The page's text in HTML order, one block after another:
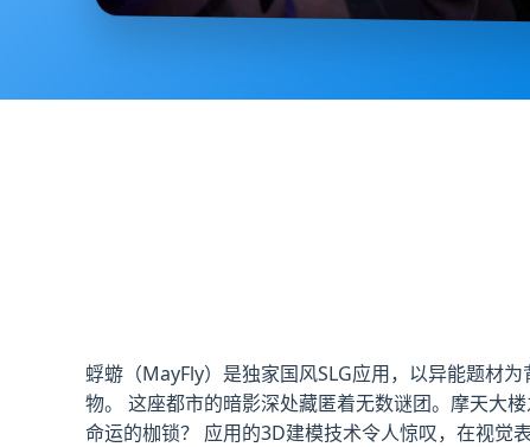
蜉蝣（MayFly）是独家国风SLG应用，以异能题材
物。 这座都市的暗影深处藏匿着无数谜团。摩天大
命运的枷锁？ 应用的3D建模技术令人惊叹，在视觉